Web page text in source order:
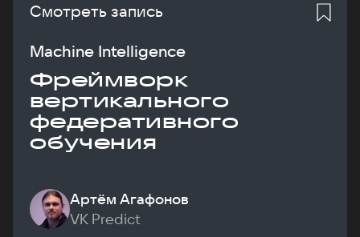
Смотреть запись
Machine Intelligence
Фреймворк
вертикального
федеративного
обучения
Артём Агафонов
VK Predict